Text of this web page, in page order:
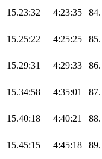
15.23:32 4:23:35 84.
15.25:22 4:25:25 85.
15.29:31 4:29:33 86.
15.34:58 4:35:01 87.
15.40:18 4:40:21 88.
15.45:15 4:45:18 89.